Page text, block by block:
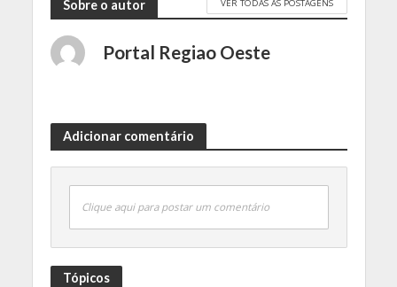
Sobre o autor VER TODAS AS POSTAGENS
Portal Regiao Oeste
Adicionar comentário
Clique aqui para postar um comentário
Tópicos